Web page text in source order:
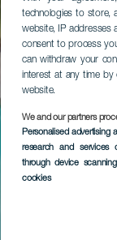
technologies to store,
website, IP addresses
consent to process
can withdraw your
interest at any time by
website.
We and our partners
Personalised
research and services
through device scanning
cookies